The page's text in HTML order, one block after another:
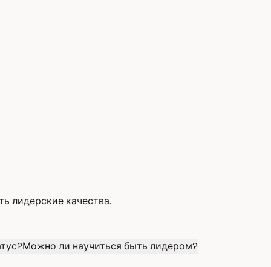
лидерские качества.
Можно ли научиться быть лидером?